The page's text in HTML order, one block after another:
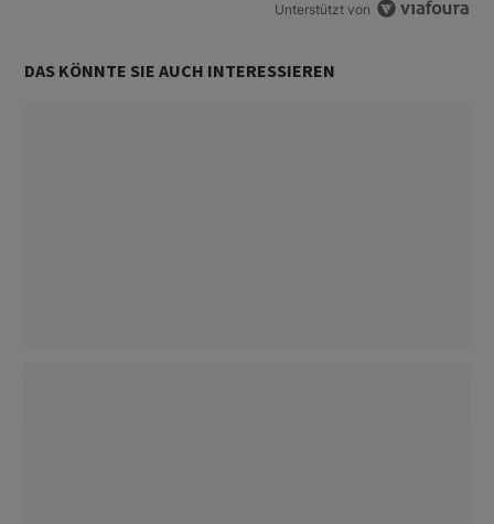
Unterstützt von
DAS KÖNNTE SIE AUCH INTERESSIEREN